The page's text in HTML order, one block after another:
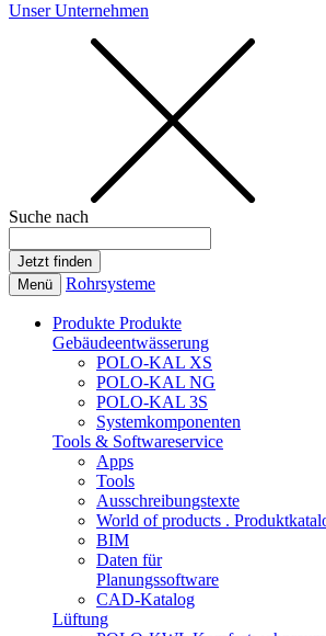
Unser Unternehmen
Suche nach
Menü Rohrsysteme
Produkte Produkte
Gebäudeentwässerung
POLO-KAL XS
POLO-KAL NG
POLO-KAL 3S
Systemkomponenten
Tools & Softwareservice
Apps
Tools
Ausschreibungstexte
World of products .
BIM
Daten für
Planungssoftware
CAD-Katalog
Lüftung